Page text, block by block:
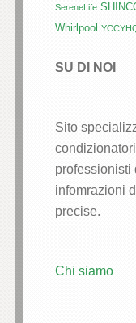
SereneLife
Whirlpool
SU DI NOI
Sito
professionisti
infomrazioni
precise.
Chi siamo